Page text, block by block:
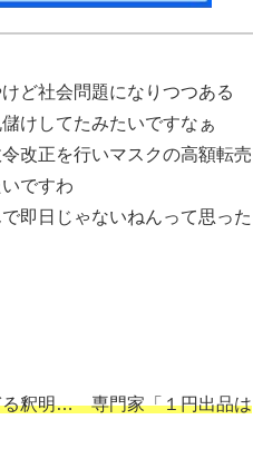
ど社会問題になりつつある
けしてたみたいですなぁ
改正を行いマスクの高額転売
ですわ
即日じゃないねんって思った
る釈明… 専門家「１円出品は